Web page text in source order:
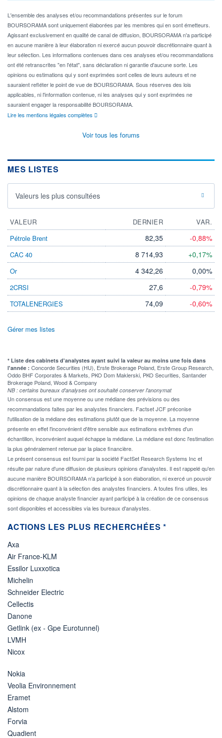
L'ensemble des analyses et/ou recommandations présentes sur le forum
BOURSORAMA sont uniquement élaborées par les membres qui en sont émetteurs.
Agissant exclusivement en qualité de canal de diffusion, BOURSORAMA n'a participé
en aucune manière à leur élaboration ni exercé aucun pouvoir discrétionnaire quant à
leur sélection. Les informations contenues dans ces analyses et/ou recommandations
ont été retranscrites "en l'état", sans déclaration ni garantie d'aucune sorte. Les
opinions ou estimations qui y sont exprimées sont celles de leurs auteurs et ne
sauraient refléter le point de vue de BOURSORAMA. Sous réserves des lois
applicables, ni l'information contenue, ni les analyses qui y sont exprimées ne
sauraient engager la responsabilité BOURSORAMA.
Lire les mentions légales complètes
Voir tous les forums
MES LISTES
Valeurs les plus consultées
VALEUR DERNIER
VAR.
Pétrole Brent
82,35 -0,88%
CAC 40 8 714,93 +0,17%
Or 4 342,26 0,00%
2CRSI 27,6 -0,79%
TOTALENERGIES 74,09 -0,60%
Gérer mes listes
* Liste des cabinets d'analystes ayant suivi la valeur au moins une fois dans
l'année : Concorde Securities (HU), Erste Brokerage Poland, Erste Group Research,
Oddo BHF Corporates & Markets, PKO Dom Maklerski, PKO Securities, Santander
Brokerage Poland, Wood & Company
NB : certains bureaux d'analyses ont souhaité conserver l'anonymat
Un consensus est une moyenne ou une médiane des prévisions ou des
recommandations faites par les analystes financiers. Factset JCF préconise
l'utilisation de la médiane des estimations plutôt que de la moyenne. La moyenne
présente en effet l'inconvénient d'être sensible aux estimations extrêmes d'un
échantillon, inconvénient auquel échappe la médiane. La médiane est donc l'estimation
la plus généralement retenue par la place financière.
Le présent consensus est fourni par la société FactSet Research Systems Inc et
résulte par nature d'une diffusion de plusieurs opinions d'analystes. Il est rappelé qu'en
aucune manière BOURSORAMA n'a participé à son élaboration, ni exercé un pouvoir
discrétionnaire quant à la sélection des analystes financiers. A toutes fins utiles, les
opinions de chaque analyste financier ayant participé à la création de ce consensus
sont disponibles et accessibles via les bureaux d'analystes.
ACTIONS LES PLUS RECHERCHÉES *
Axa
Air France-KLM
Essilor Luxxotica
Michelin
Schneider Electric
Cellectis
Danone
Getlink (ex - Gpe Eurotunnel)
LVMH
Nicox
Nokia
Veolia Environnement
Eramet
Alstom
Forvia
Quadient